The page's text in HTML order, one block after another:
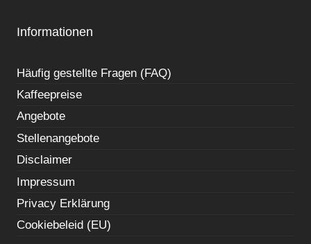
Informationen
Häufig gestellte Fragen (FAQ)
Kaffeepreise
Angebote
Stellenangebote
Disclaimer
Impressum
Privacy Erklärung
Cookiebeleid (EU)